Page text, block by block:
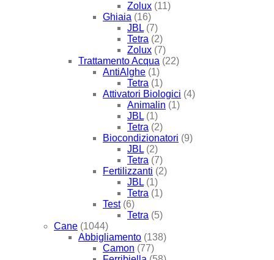
Zolux (11)
Ghiaia (16)
JBL (7)
Tetra (2)
Zolux (7)
Trattamento Acqua (22)
AntiAlghe (1)
Tetra (1)
Attivatori Biologici (4)
Animalin (1)
JBL (1)
Tetra (2)
Biocondizionatori (9)
JBL (2)
Tetra (7)
Fertilizzanti (2)
JBL (1)
Tetra (1)
Test (6)
Tetra (5)
Cane (1044)
Abbigliamento (138)
Camon (77)